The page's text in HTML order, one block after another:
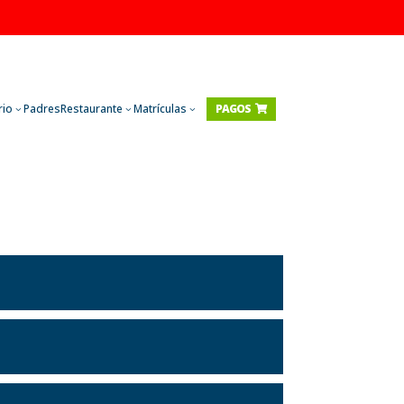
3 PadresRestaurante 3 Matrículas 3 PAGOS 